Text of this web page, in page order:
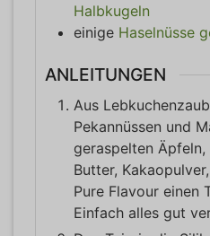
Halbkugeln
einige Haselnüsse
ANLEITUNGEN
Aus
Pekannüssen und
geraspelten
Butter,
Pure Flavour einen
Einfach alles gut